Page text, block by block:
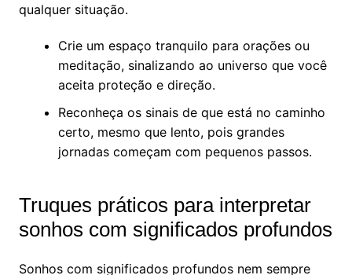
qualquer situação.
Crie um espaço tranquilo para orações ou
meditação, sinalizando ao universo que você
aceita proteção e direção.
Reconheça os sinais de que está no caminho
certo, mesmo que lento, pois grandes
jornadas começam com pequenos passos.
Truques práticos para interpretar
sonhos com significados profundos
Sonhos com significados profundos nem sempre